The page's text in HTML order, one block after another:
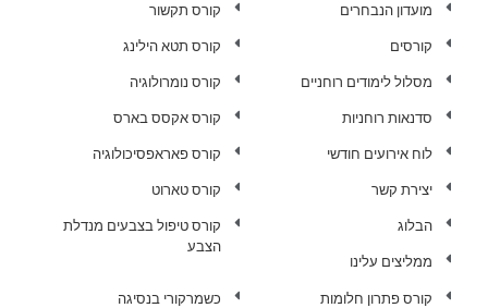
מועדון הנבחרים
קורסים
מסלול לימודים רוחניים
סדנאות רוחניות
לוח אירועים חודשי
יצירת קשר
הבלוג
ממליצים עלינו
קורס תקשור
קורס תטא הילינג
קורס נומרולוגיה
קורס אקסס בארס
קורס פאראפסיכולוגיה
קורס טארוט
קורס טיפול בצבעים מנדלת
הצבע
קורס פתרון חלומות כשמרקורי בנסיגה